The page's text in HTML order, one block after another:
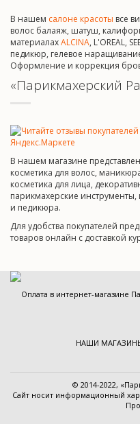
В нашем салоне красоты все
волос балаяж, шатуш,
материалахALCINA, L'OREAL,
педикюр, гелевое
Оформление и коррекция
«Парикмахерский
В нашем магазине
косметика для волос,
косметика для лица,
парикмахерские
и педикюра.
Для удобства покупателей
товаров онлайн с доставкой
НАШИ
© 2014-2022,
Cайт носит информационный